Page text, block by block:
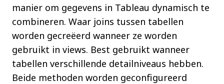
manier om gegevens in Tableau dynamisch te
combineren. Waar joins tussen tabellen
worden gecreëerd wanneer ze worden
gebruikt in views. Best gebruikt wanneer
tabellen verschillende detailniveaus hebben.
Beide methoden worden geconfigureerd